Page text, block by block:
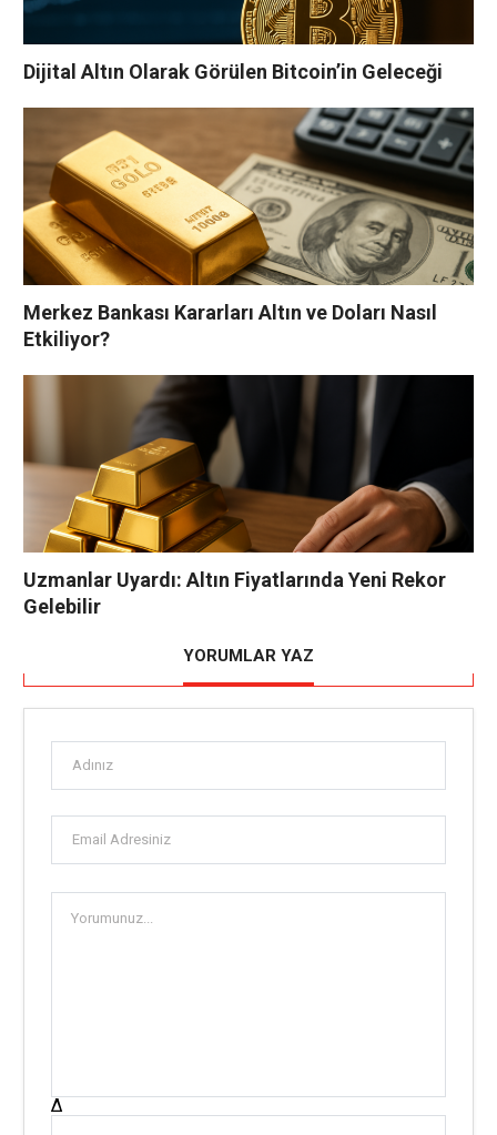
Dijital Altın Olarak Görülen Bitcoin’in Geleceği
Merkez Bankası Kararları Altın ve Doları Nasıl
Etkiliyor?
Uzmanlar Uyardı: Altın Fiyatlarında Yeni Rekor
Gelebilir
YORUMLAR YAZ
Δ